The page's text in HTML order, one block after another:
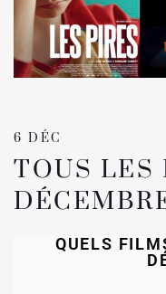
6 DÉC
TOUS LES
QUELS